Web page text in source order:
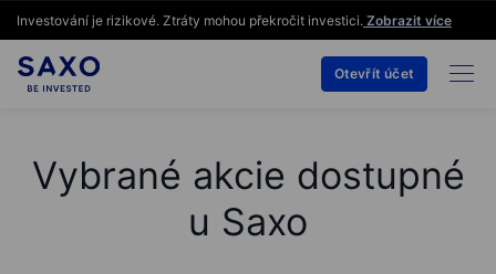
Investování je rizikové. Ztráty mohou překročit investici. Zobrazit více
Otevřít účet
Vybrané akcie dostupné
u Saxo